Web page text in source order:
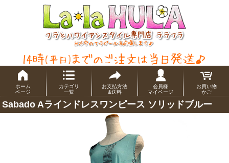
ホーム
ページ
カテゴリ
一覧
お支払方法
&送料
会員様
マイページ
お買い物
かご
Sabado Aラインドレスワンピース ソリッドブルー